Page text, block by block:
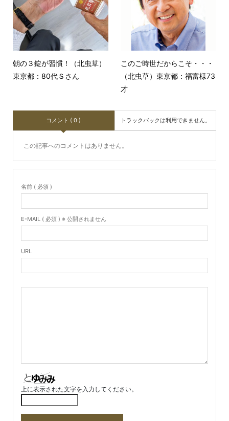
朝の３錠が習慣！（北虫草）
東京都：80代Ｓさん
このご時世だからこそ・・・
（北虫草）東京都：福富様73
才
コメント ( 0 ) トラックバックは利用できません。
この記事へのコメントはありません。
名前 ( 必須 )
E-MAIL ( 必須 ) ※ 公開されません
URL
上に表示された文字を入力してください。